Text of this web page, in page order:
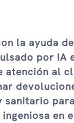
la ayuda de
por IA
atención al
sanitario
en